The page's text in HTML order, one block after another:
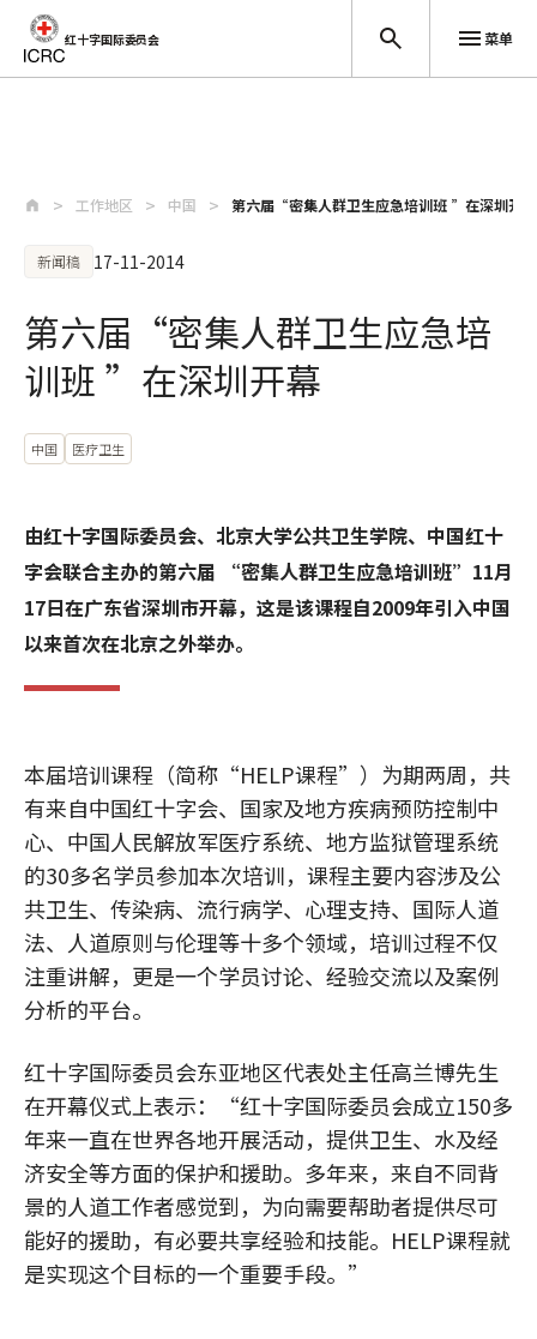
红十字国际委员会 菜单
工作地区 中国 第六届“密集人群卫生应急培训班 ”在深圳开幕
新闻稿 17-11-2014
第六届“密集人群卫生应急培
训班 ”在深圳开幕
中国 医疗卫生
由红十字国际委员会、北京大学公共卫生学院、中国红十
字会联合主办的第六届 “密集人群卫生应急培训班”11月
17日在广东省深圳市开幕，这是该课程自2009年引入中国
以来首次在北京之外举办。
本届培训课程（简称“HELP课程”）为期两周，共
有来自中国红十字会、国家及地方疾病预防控制中
心、中国人民解放军医疗系统、地方监狱管理系统
的30多名学员参加本次培训，课程主要内容涉及公
共卫生、传染病、流行病学、心理支持、国际人道
法、人道原则与伦理等十多个领域，培训过程不仅
注重讲解，更是一个学员讨论、经验交流以及案例
分析的平台。
红十字国际委员会东亚地区代表处主任高兰博先生
在开幕仪式上表示：“红十字国际委员会成立150多
年来一直在世界各地开展活动，提供卫生、水及经
济安全等方面的保护和援助。多年来，来自不同背
景的人道工作者感觉到，为向需要帮助者提供尽可
能好的援助，有必要共享经验和技能。HELP课程就
是实现这个目标的一个重要手段。”